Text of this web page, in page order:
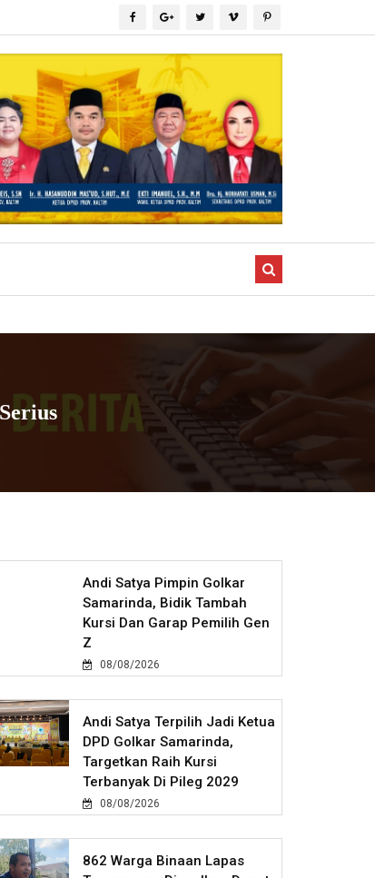
Andi Satya Pimpin Golkar
Samarinda, Bidik Tambah
Kursi Dan Garap Pemilih Gen
Z
08/08/2026
Andi Satya Terpilih Jadi Ketua
DPD Golkar Samarinda,
Targetkan Raih Kursi
Terbanyak Di Pileg 2029
08/08/2026
862 Warga Binaan Lapas